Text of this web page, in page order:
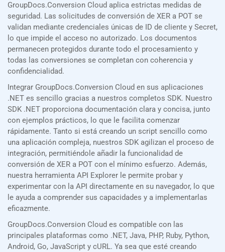
GroupDocs.Conversion Cloud aplica estrictas medidas de
seguridad. Las solicitudes de conversión de XER a POT se
validan mediante credenciales únicas de ID de cliente y Secret,
lo que impide el acceso no autorizado. Los documentos
permanecen protegidos durante todo el procesamiento y
todas las conversiones se completan con coherencia y
confidencialidad.
Integrar GroupDocs.Conversion Cloud en sus aplicaciones
.NET es sencillo gracias a nuestros completos SDK. Nuestro
SDK .NET proporciona documentación clara y concisa, junto
con ejemplos prácticos, lo que le facilita comenzar
rápidamente. Tanto si está creando un script sencillo como
una aplicación compleja, nuestros SDK agilizan el proceso de
integración, permitiéndole añadir la funcionalidad de
conversión de XER a POT con el mínimo esfuerzo. Además,
nuestra herramienta API Explorer le permite probar y
experimentar con la API directamente en su navegador, lo que
le ayuda a comprender sus capacidades y a implementarlas
eficazmente.
GroupDocs.Conversion Cloud es compatible con las
principales plataformas como .NET, Java, PHP, Ruby, Python,
Android, Go, JavaScript y cURL. Ya sea que esté creando